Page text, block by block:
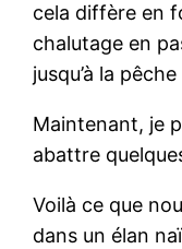
cela diffère en
chalutage en
jusqu’à la
Maintenant, je
abattre
Voilà ce que
dans un élan